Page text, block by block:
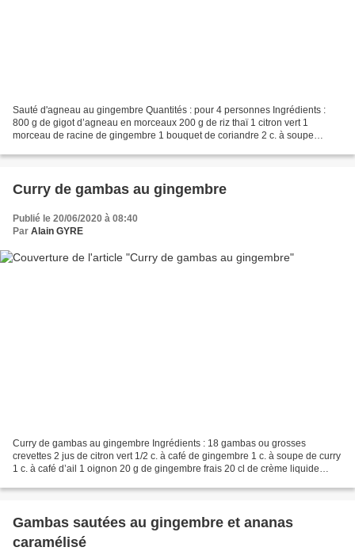
Sauté d'agneau au gingembre Quantités : pour 4 personnes Ingrédients :
800 g de gigot d’agneau en morceaux 200 g de riz thaï 1 citron vert 1
morceau de racine de gingembre 1 bouquet de coriandre 2 c. à soupe
Curry de gambas au gingembre
Publié le 20/06/2020 à 08:40
Par Alain GYRE
Curry de gambas au gingembre Ingrédients : 18 gambas ou grosses
crevettes 2 jus de citron vert 1/2 c. à café de gingembre 1 c. à soupe de curry
1 c. à café d’ail 1 oignon 20 g de gingembre frais 20 cl de crème liquide
Gambas sautées au gingembre et ananas
caramélisé